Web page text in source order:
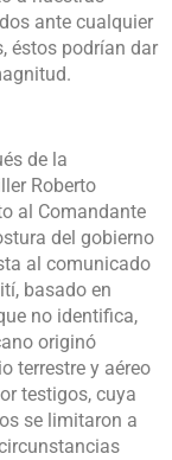
ante cualquier
éstos podrían dar
de la
Roberto
al Comandante
del gobierno
al comunicado
basado en
no identifica,
originó
terrestre y aéreo
testigos, cuya
se limitaron a